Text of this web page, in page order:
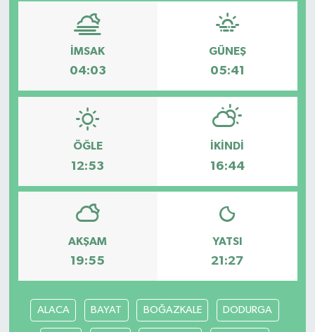
İMSAK
04:03
GÜNEŞ
05:41
ÖĞLE
12:53
İKINDI
16:44
AKŞAM
19:55
YATSI
21:27
ALACA BAYAT BOĞAZKALE DODURGA